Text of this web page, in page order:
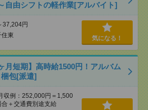
自由シフトの軽作業[アルバイト]
37,204円
東 気になる！
月短期】高時給1500円！アルバム
包[派遣]
収例：252,000円＝1,500
＋交通費別途支給